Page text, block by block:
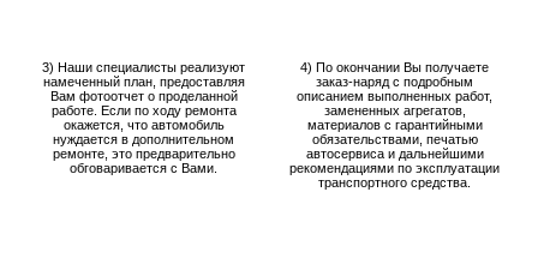
3) Наши специалисты реализуют
намеченный план, предоставляя
Вам фотоотчет о проделанной
работе. Если по ходу ремонта
окажется, что автомобиль
нуждается в дополнительном
ремонте, это предварительно
обговаривается с Вами.
4) По окончании Вы получаете
заказ-наряд с подробным
описанием выполненных работ,
замененных агрегатов,
материалов с гарантийными
обязательствами, печатью
автосервиса и дальнейшими
рекомендациями по эксплуатации
транспортного средства.